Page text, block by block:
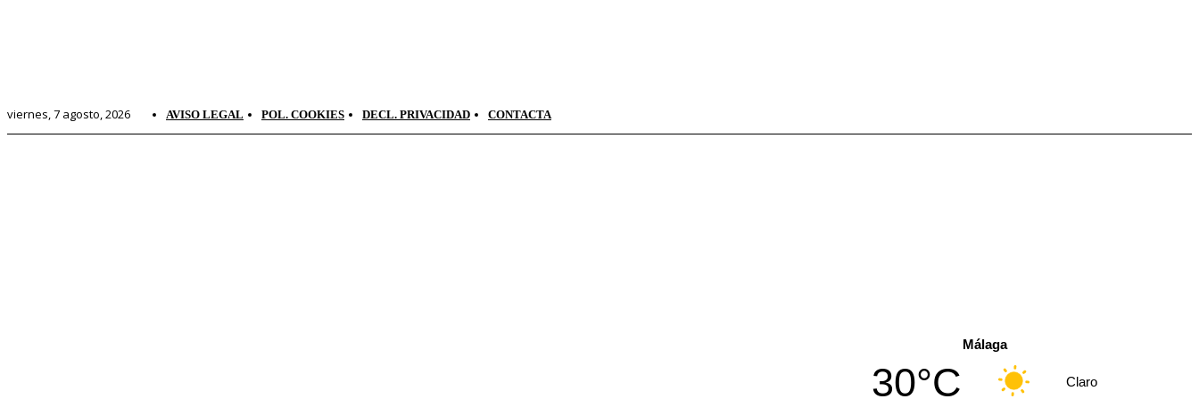
viernes, 7 agosto, 2026 AVISO LEGAL POL. COOKIES DECL. PRIVACIDAD CONTACTA
Málaga
30°C Claro